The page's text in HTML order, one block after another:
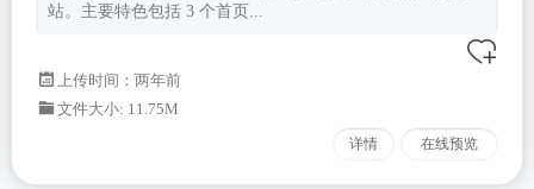
站。主要特色包括 3 个首页...
上传时间：两年前
文件大小: 11.75M
详情 在线预览